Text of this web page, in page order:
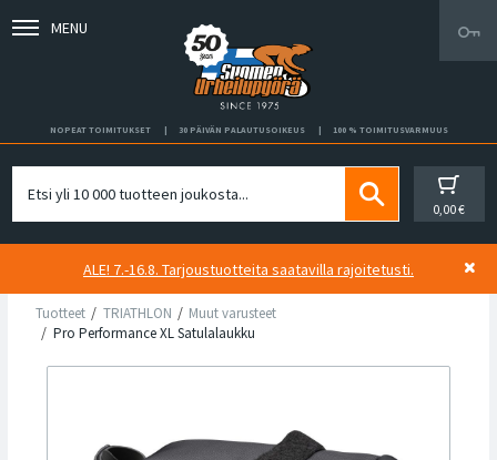
MENU
NOPEAT TOIMITUKSET 30 PÄIVÄN PALAUTUSOIKEUS 100 % TOIMITUSVARMUUS
0,00 €
ALE! 7.-16.8. Tarjoustuotteita saatavilla rajoitetusti.
Tuotteet TRIATHLON
Muut varusteet
Pro Performance XL Satulalaukku